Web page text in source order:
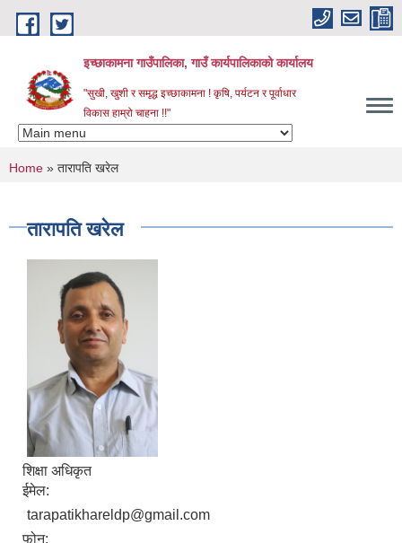
Skip to main content
इच्छाकामना गाउँपालिका, गाउँ कार्यपालिकाको कार्यालय
"सुखी, खुशी र समृद्ध इच्छाकामना ! कृषि, पर्यटन र पूर्वाधार
विकास हाम्रो चाहना !!"
You are here
Home » तारापति खरेल
तारापति खरेल
शिक्षा अधिकृत
ईमेल:
tarapatikhareldp@gmail.com
फोन: